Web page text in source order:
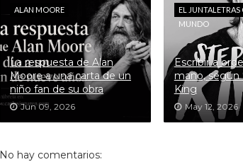
ALAN MOORE
La respuesta de Alan
Moore a una carta de un
niño fan de su obra
Jun 09, 2026
EL JUNTALETRAS
MUNDO
Escribir a
mano, según
King
May 12, 2026
No hay comentarios: